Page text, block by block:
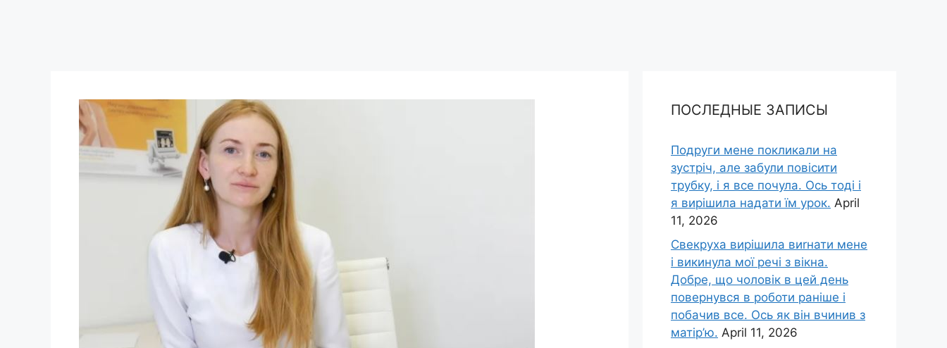
ПОСЛЕДНЫЕ ЗАПИСЫ
Подруги мене покликали на
зустріч, але забули повісити
трубку, і я все почула. Ось тоді і
я вирішила надати їм урок. April
11, 2026
Свекруха вирішила виrнати мене
і викинула мої речі з вікна.
Добре, що чоловік в цей день
повернувся в роботи раніше і
побачив все. Ось як він вчинив з
матір’ю. April 11, 2026